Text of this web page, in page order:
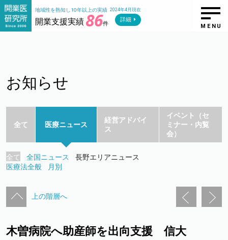
地域性を熟知し10年以上の実績
開業支援実績 86件
2024年4月現在
詳細
MENU
お知らせ
全て 医療ニュース
経営アドバイ
ス
イベント（セ
ミナー・内覧
会）
全て 全国ニュース
長野エリアニュース
医療法全般
月別
上の階層へ
木曽病院へ助産師を出向支援 信大